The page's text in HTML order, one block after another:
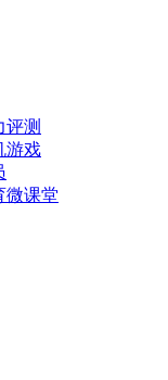
评测
游戏
微课堂